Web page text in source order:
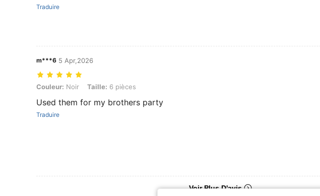
Traduire
m***6 5 Apr,2026
Couleur: Noir, Taille: 6 pièces
Couleur: Noir Taille: 6 pièces
Used them for my brothers party
Traduire
Voir Plus D'avis